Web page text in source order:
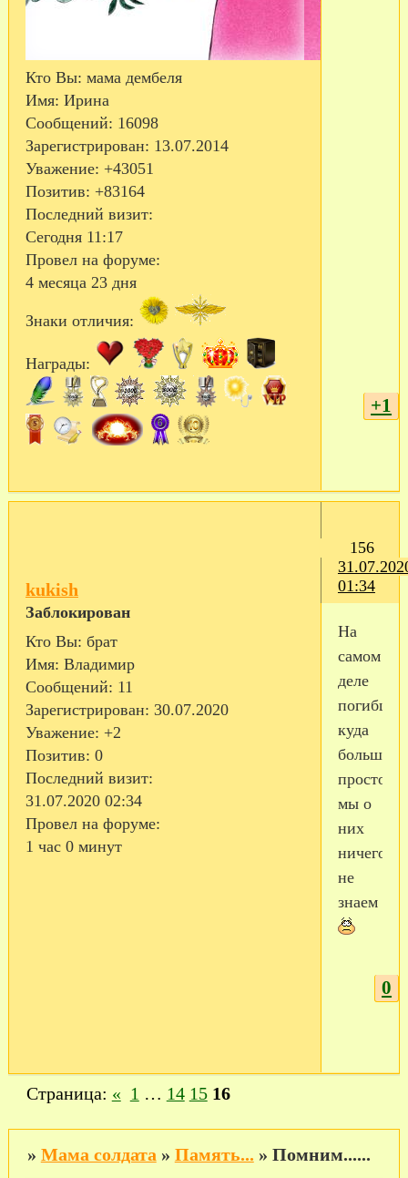
Кто Вы: мама дембеля
Имя: Ирина
Сообщений: 16098
Зарегистрирован: 13.07.2014
Уважение: +43051
Позитив: +83164
Последний визит:
Сегодня 11:17
Провел на форуме:
4 месяца 23 дня
Знаки отличия:
Награды:
+1
156
01:34
kukish
Заблокирован
Кто Вы: брат
Имя: Владимир
Сообщений: 11
Зарегистрирован: 30.07.2020
Уважение: +2
Позитив: 0
Последний визит:
31.07.2020 02:34
Провел на форуме:
1 час 0 минут
На
самом
деле
погибших
куда
больше,
просто
мы о
них
ничего
не
знаем
0
Страница: « 1 … 14 15 16
» Мама солдата » Память... » Помним......